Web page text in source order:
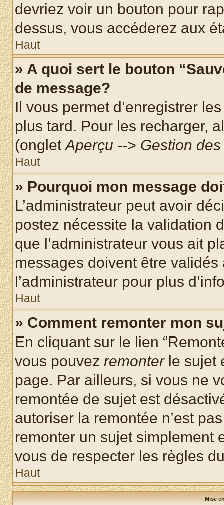
devriez voir un bouton pour
dessus, vous accéderez aux
Haut
» A quoi sert le bouton
de message?
Il vous permet d’enregistrer
plus tard. Pour les recharger,
(ongletAperçu --> Gestion
Haut
» Pourquoi mon message
L’administrateur peut avoir
postez nécessite la validation
que l’administrateur vous ait
messages doivent être validés
l’administrateur pour plus
Haut
» Comment remonter mon
En cliquant sur le lien
vous pouvez remonterle sujet
page. Par ailleurs, si vous ne
remontée de sujet est
autoriser la remontée n’est
remonter un sujet simplement
vous de respecter les règles
Haut
Mise